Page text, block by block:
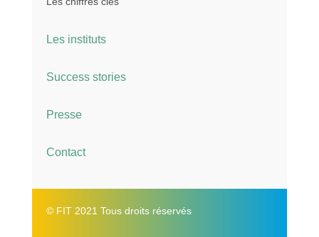
Les instituts
Success stories
Presse
Contact
© FIT 2021 Tous droits réservés